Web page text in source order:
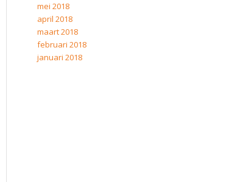
mei 2018
april 2018
maart 2018
februari 2018
januari 2018